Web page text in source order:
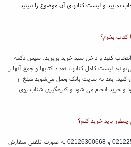
نمایید و لیست کتابهای آن موضوع را ببینید.
کتاب بخرم؟
کنید و داخل سبد خرید بریزید. سپس دکمه
لیست کامل کتابها، تعداد کتابها و جمع آنها را
کنید. بعد به سایت بانک وصل می‌شوید مبلغ از
و خرید انجام می شود و کدرهگیری شتاب روی
چطور باید خرید کنم؟
از طریق شماره های 02122512834 و 02126300668 به صورت تلفنی سفارش